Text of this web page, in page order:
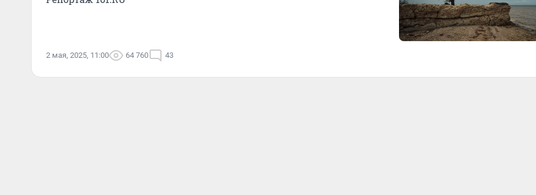
2 мая, 2025, 11:00 64 760 43